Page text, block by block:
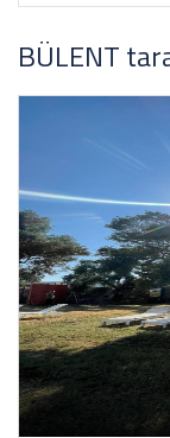
BÜLENT